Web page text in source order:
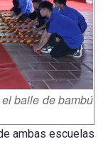
baile de bambú
ambas escuelas